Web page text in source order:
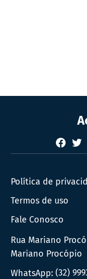
Política de
Termos de uso
Fale Conosco
Rua Mariano
Mariano Procópio
WhatsApp:(32)